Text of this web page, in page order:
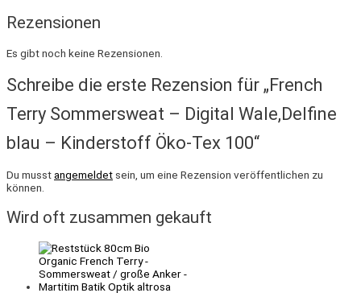
Rezensionen
Es gibt noch keine Rezensionen.
Schreibe die erste Rezension für „French
Terry Sommersweat – Digital Wale,Delfine
blau – Kinderstoff Öko-Tex 100“
Du musstangemeldet sein, um eine Rezension veröffentlichen zu
können.
Wird oft zusammen gekauft